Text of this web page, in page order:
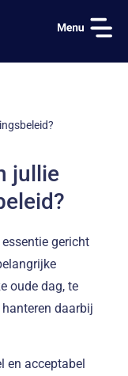
jullie
gericht
oude dag, te
daarbij
en acceptabel